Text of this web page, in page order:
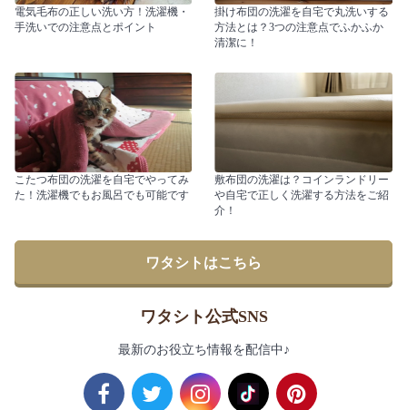
電気毛布の正しい洗い方！洗濯機・
手洗いでの注意点とポイント
掛け布団の洗濯を自宅で丸洗いする
方法とは？3つの注意点でふかふか
清潔に！
こたつ布団の洗濯を自宅でやってみ
た！洗濯機でもお風呂でも可能です
敷布団の洗濯は？コインランドリー
や自宅で正しく洗濯する方法をご紹
介！
ワタシトはこちら
ワタシト公式SNS
最新のお役立ち情報を配信中♪